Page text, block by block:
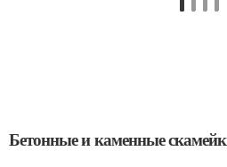
Бетонные и каменные